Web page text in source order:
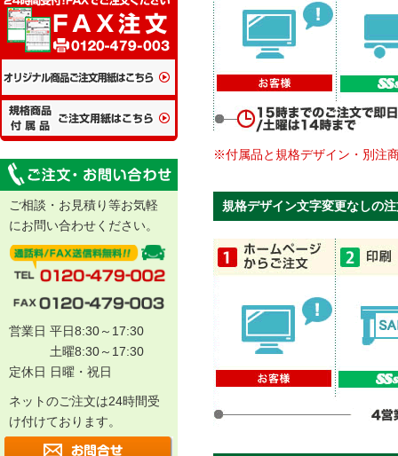
※付属品と規格デザイン・別注
規格デザイン文字変更なしの
ご相談・お見積り等お気軽
にお問い合わせください。
営業日 平日8:30～17:30
土曜8:30～17:30
定休日 日曜・祝日
ネットのご注文は24時間受
け付けております。